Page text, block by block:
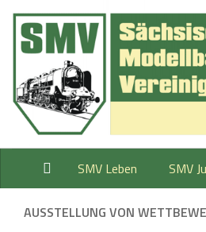
Zum Inhalt springen
SMV Leben SMV
AUSSTELLUNG VON